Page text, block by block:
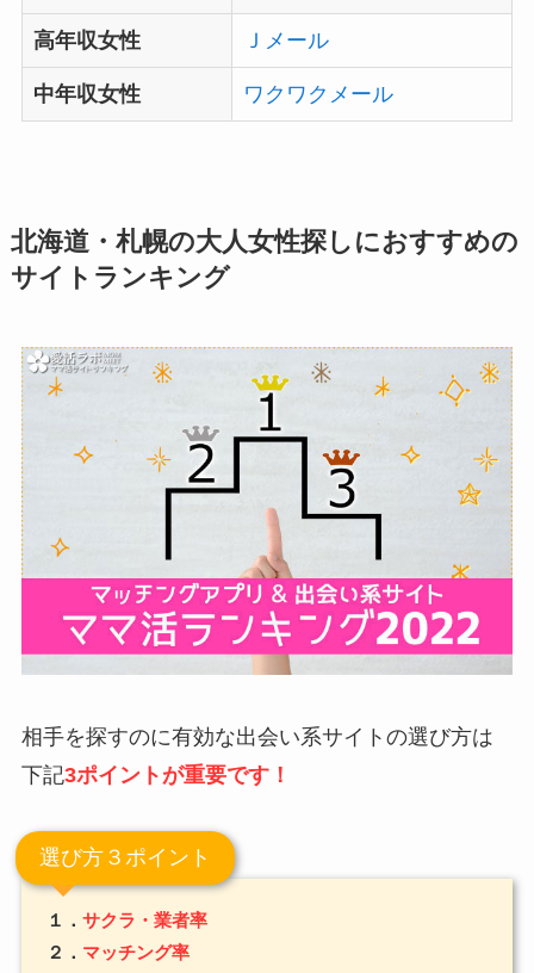
高年収女性 Ｊメール
中年収女性 ワクワクメール
北海道・札幌の大人女性探しにおすすめの
サイトランキング
相手を探すのに有効な出会い系サイトの選び方は
下記3ポイントが重要です！
選び方３ポイント
１． サクラ・業者率
２． マッチング率